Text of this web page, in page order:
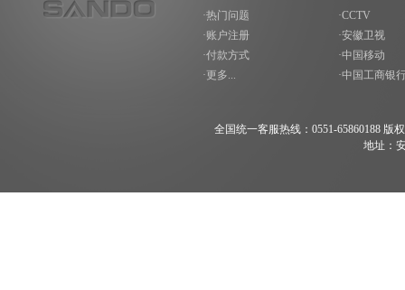
·热门问题
·账户注册
·付款方式
·更多...
·CCTV
·安徽卫视
·中国移动
·中国工商银
全国统一客服热线：0551-65860188 版
地址：